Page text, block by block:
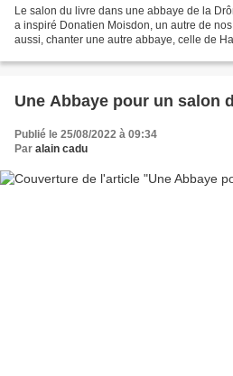
Le salon du livre dans une abbaye de la
a inspiré Donatien Moisdon, un autre de
aussi, chanter une autre abbaye, celle de
Une Abbaye pour un salon
Publié le 25/08/2022 à 09:34
Par alain cadu